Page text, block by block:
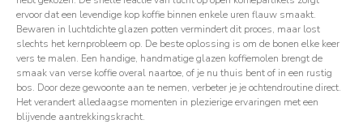
ervoor dat een levendige kop koffie binnen enkele uren flauw smaakt.
Bewaren in luchtdichte glazen potten vermindert dit proces, maar lost
slechts het kernprobleem op. De beste oplossing is om de bonen elke keer
vers te malen. Een handige, handmatige glazen koffiemolen brengt de
smaak van verse koffie overal naartoe, of je nu thuis bent of in een rustig
bos. Door deze gewoonte aan te nemen, verbeter je je ochtendroutine direct.
Het verandert alledaagse momenten in plezierige ervaringen met een
blijvende aantrekkingskracht.